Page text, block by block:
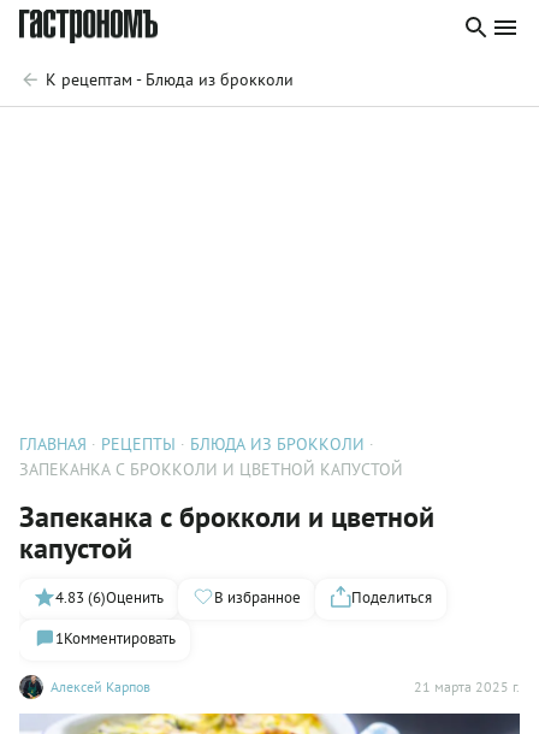
К рецептам - Блюда из брокколи
ГЛАВНАЯ РЕЦЕПТЫ
БЛЮДА ИЗ БРОККОЛИ
ЗАПЕКАНКА С БРОККОЛИ И ЦВЕТНОЙ КАПУСТОЙ
Запеканка с брокколи и цветной
капустой
Алексей Карпов 21 марта 2025 г.
4.83 (6)Оценить В избранное
Поделиться
1Комментировать